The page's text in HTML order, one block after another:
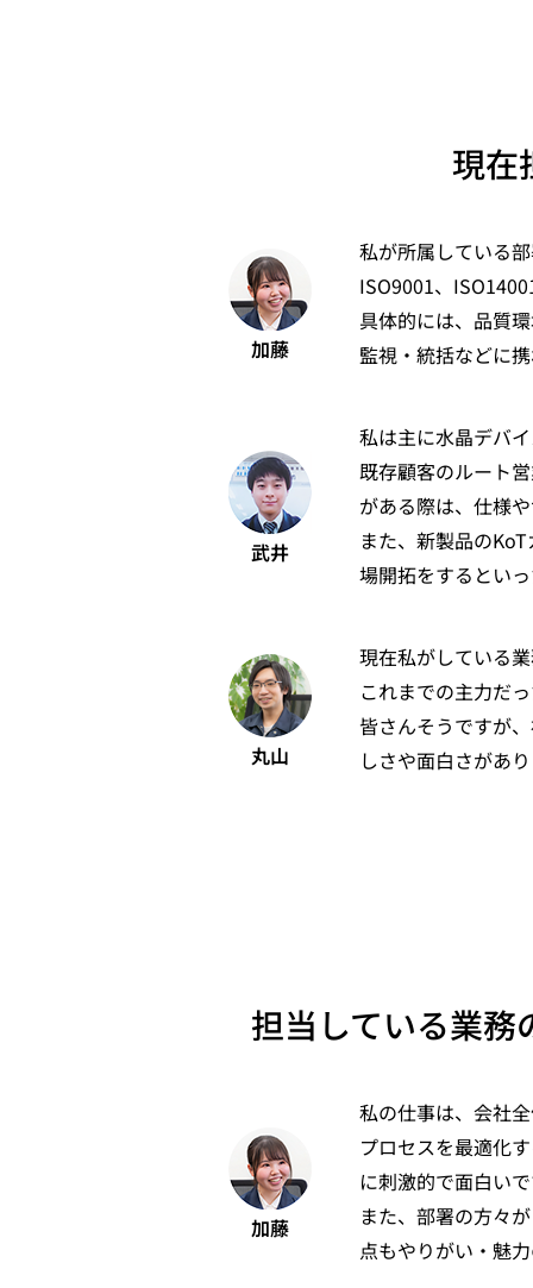
現在
加藤
私が所属している
ISO9001、
具体的には、品質
監視・統括などに
武井
私は主に水晶デバ
既存顧客のルート
がある際は、仕様
また、新製品の
場開拓をするとい
丸山
現在私がしている
これまでの主力だ
皆さんそうですが
しさや面白さがあ
担当している業務
加藤
私の仕事は、会社
プロセスを最適化
に刺激的で面白い
また、部署の方々
点もやりがい・魅